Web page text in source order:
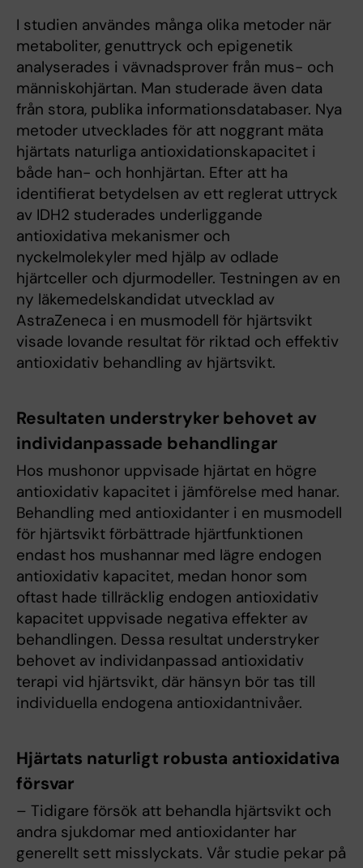
I studien användes många olika metoder när
metaboliter, genuttryck och epigenetik
analyserades i vävnadsprover från mus- och
människohjärtan. Man studerade även data
från stora, publika informationsdatabaser. Nya
metoder utvecklades för att noggrant mäta
hjärtats naturliga antioxidationskapacitet i
både han- och honhjärtan. Efter att ha
identifierat betydelsen av ett reglerat uttryck
av IDH2 studerades underliggande
antioxidativa mekanismer och
nyckelmolekyler med hjälp av odlade
hjärtceller och djurmodeller. Testningen av en
ny läkemedelskandidat utvecklad av
AstraZeneca i en musmodell för hjärtsvikt
visade lovande resultat för riktad och effektiv
antioxidativ behandling av hjärtsvikt.
Resultaten understryker behovet av
individanpassade behandlingar
Hos mushonor uppvisade hjärtat en högre
antioxidativ kapacitet i jämförelse med hanar.
Behandling med antioxidanter i en musmodell
för hjärtsvikt förbättrade hjärtfunktionen
endast hos mushannar med lägre endogen
antioxidativ kapacitet, medan honor som
oftast hade tillräcklig endogen antioxidativ
kapacitet uppvisade negativa effekter av
behandlingen. Dessa resultat understryker
behovet av individanpassad antioxidativ
terapi vid hjärtsvikt, där hänsyn bör tas till
individuella endogena antioxidantnivåer.
Hjärtats naturligt robusta antioxidativa
försvar
– Tidigare försök att behandla hjärtsvikt och
andra sjukdomar med antioxidanter har
generellt sett misslyckats. Vår studie pekar på